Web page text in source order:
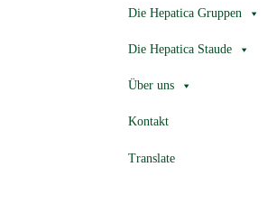
Die Hepatica Gruppen
Die Hepatica Staude
Über uns
Kontakt
Translate